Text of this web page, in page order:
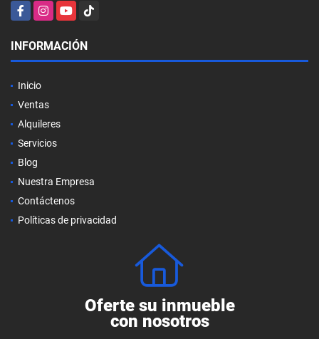
FacebookInstagramYouTubeTikTok
INFORMACIÓN
Inicio
Ventas
Alquileres
Servicios
Blog
Nuestra Empresa
Contáctenos
Políticas de privacidad
Oferte su inmueble
con nosotros